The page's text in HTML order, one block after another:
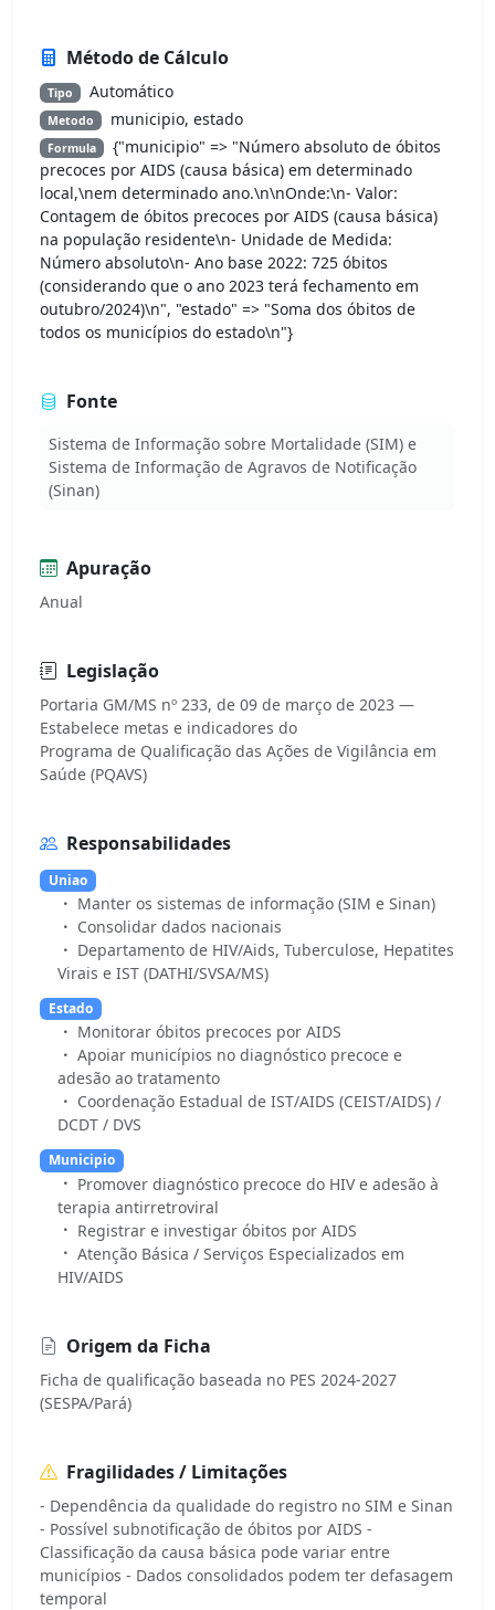
Método de Cálculo
Tipo Automático
Metodo municipio, estado
Formula
{"municipio" => "Número absoluto de óbitos
precoces por AIDS (causa básica) em determinado
local,\nem determinado ano.\n\nOnde:\n- Valor:
Contagem de óbitos precoces por AIDS (causa básica)
na população residente\n- Unidade de Medida:
Número absoluto\n- Ano base 2022: 725 óbitos
(considerando que o ano 2023 terá fechamento em
outubro/2024)\n", "estado" => "Soma dos óbitos de
todos os municípios do estado\n"}
Fonte
Sistema de Informação sobre Mortalidade (SIM) e
Sistema de Informação de Agravos de Notificação
(Sinan)
Apuração
Anual
Legislação
Portaria GM/MS nº 233, de 09 de março de 2023 —
Estabelece metas e indicadores do
Programa de Qualificação das Ações de Vigilância em
Responsabilidades
Uniao
Manter os sistemas de informação (SIM e Sinan)
Consolidar dados nacionais
Departamento de HIV/Aids, Tuberculose, Hepatites
Virais e IST (DATHI/SVSA/MS)
Estado
Monitorar óbitos precoces por AIDS
Apoiar municípios no diagnóstico precoce e
adesão ao tratamento
Coordenação Estadual de IST/AIDS (CEIST/AIDS) /
DCDT / DVS
Municipio
Promover diagnóstico precoce do HIV e adesão à
terapia antirretroviral
Registrar e investigar óbitos por AIDS
Atenção Básica / Serviços Especializados em
HIV/AIDS
Origem da Ficha
Ficha de qualificação baseada no PES 2024-2027
(SESPA/Pará)
Fragilidades / Limitações
- Dependência da qualidade do registro no SIM e Sinan
- Possível subnotificação de óbitos por AIDS -
Classificação da causa básica pode variar entre
municípios - Dados consolidados podem ter defasagem
temporal